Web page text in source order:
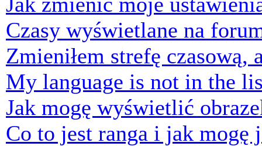
Czasy wyświetlane na
Zmieniłem strefę czasową,
My language is not in the
Jak mogę wyświetlić
Co to jest ranga i jak mogę